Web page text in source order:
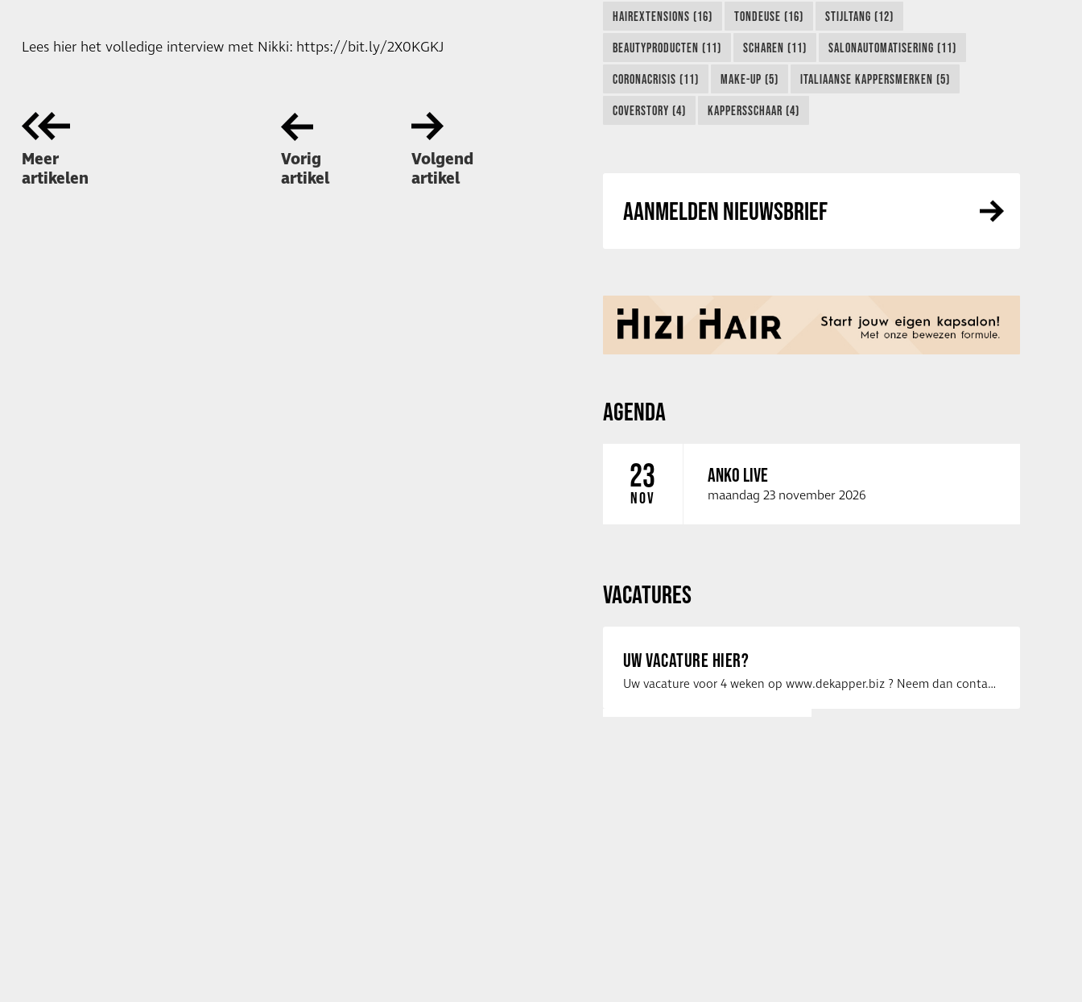
Lees hier het volledige interview met Nikki: https://bit.ly/2X0KGKJ
Meer
artikelen
Vorig
artikel
Volgend
artikel
HAIREXTENSIONS (16) TONDEUSE (16) STIJLTANG (12)
BEAUTYPRODUCTEN (11) SCHAREN (11) SALONAUTOMATISERING (11)
CORONACRISIS (11) MAKE-UP (5) ITALIAANSE KAPPERSMERKEN (5)
COVERSTORY (4) KAPPERSSCHAAR (4)
AANMELDEN NIEUWSBRIEF
AGENDA
23
NOV
ANKO LIVE
maandag 23 november 2026
VACATURES
UW VACATURE HIER?
Uw vacature voor 4 weken op www.dekapper.biz ? Neem dan contact op met Maaike …